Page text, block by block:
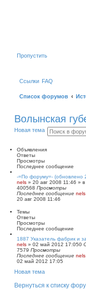
Пропустить
Ссылки FAQ
Список форумов
Волынская
Новая тема П
о
Р
а
е
н
ы
й
п
о
Объявления
Ответы
Просмотры
Последнее сообщение
-=По форуму=- (обновлено
nels » 20 авг 2008 11:46 »
400568 Просмотры
Последнее сообщение nels
20 авг 2008 11:46
Темы
Ответы
Просмотры
Последнее сообщение
1887 Указатель фабрик и
nels » 02 май 2012 17:050
7579 Просмотры
Последнее сообщение nels
02 май 2012 17:05
Новая тема
Вернуться к списку